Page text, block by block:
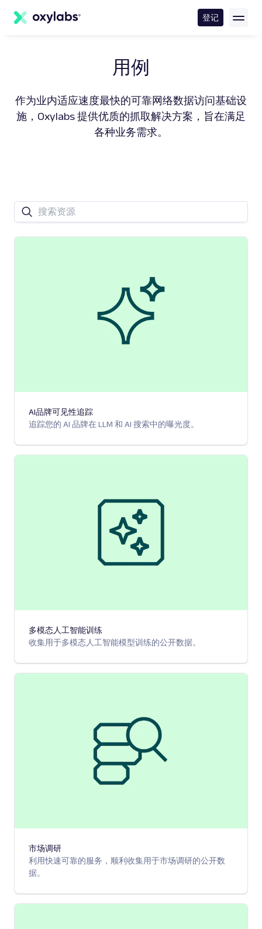
容
登记
用例
作为业内适应速度最快的可靠网络数据访问基础设
施，Oxylabs 提供优质的抓取解决方案，旨在满足
各种业务需求。
AI品牌可见性追踪
追踪您的 AI 品牌在 LLM 和 AI 搜索中的曝光度。
多模态人工智能训练
收集用于多模态人工智能模型训练的公开数据。
市场调研
利用快速可靠的服务，顺利收集用于市场调研的公开数
据。